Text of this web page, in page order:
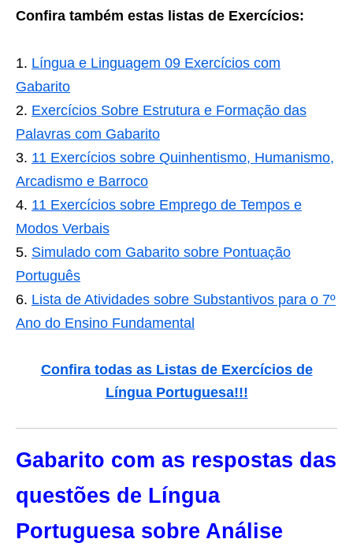
Confira também estas listas de Exercícios:
Língua e Linguagem 09 Exercícios com
Gabarito
Exercícios Sobre Estrutura e Formação das
Palavras com Gabarito
11 Exercícios sobre Quinhentismo, Humanismo,
Arcadismo e Barroco
11 Exercícios sobre Emprego de Tempos e
Modos Verbais
Simulado com Gabarito sobre Pontuação
Português
Lista de Atividades sobre Substantivos para o 7º
Ano do Ensino Fundamental
Confira todas as Listas de Exercícios de
Língua Portuguesa!!!
Gabarito com as respostas das
questões de Língua
Portuguesa sobre Análise